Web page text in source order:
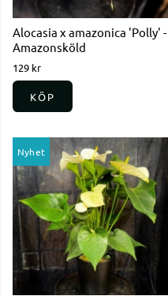
Alocasia x amazonica 'Polly' -
Amazonsköld
129 kr
KÖP
Nyhet